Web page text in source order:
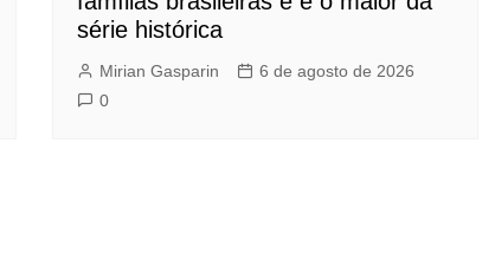
série histórica
Mirian Gasparin
6 de agosto de 2026
0